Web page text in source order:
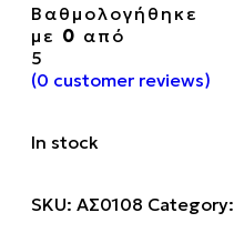
Βαθμολογήθηκε
με 0 από
5
(0 customer reviews)
In stock
SKU: ΑΣ0108 Category: